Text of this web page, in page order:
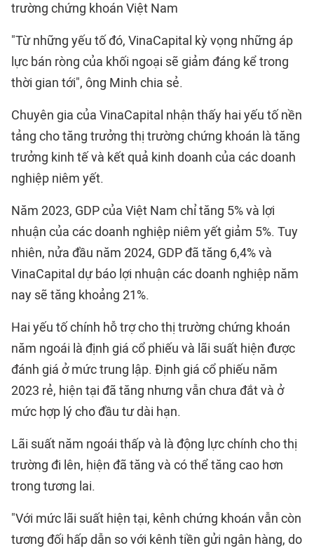
trường chứng khoán Việt Nam
"Từ những yếu tố đó, VinaCapital kỳ vọng những áp
lực bán ròng của khối ngoại sẽ giảm đáng kể trong
thời gian tới", ông Minh chia sẻ.
Chuyên gia của VinaCapital nhận thấy hai yếu tố nền
tảng cho tăng trưởng thị trường chứng khoán là tăng
trưởng kinh tế và kết quả kinh doanh của các doanh
nghiệp niêm yết.
Năm 2023, GDP của Việt Nam chỉ tăng 5% và lợi
nhuận của các doanh nghiệp niêm yết giảm 5%. Tuy
nhiên, nửa đầu năm 2024, GDP đã tăng 6,4% và
VinaCapital dự báo lợi nhuận các doanh nghiệp năm
nay sẽ tăng khoảng 21%.
Hai yếu tố chính hỗ trợ cho thị trường chứng khoán
năm ngoái là định giá cổ phiếu và lãi suất hiện được
đánh giá ở mức trung lập. Định giá cổ phiếu năm
2023 rẻ, hiện tại đã tăng nhưng vẫn chưa đắt và ở
mức hợp lý cho đầu tư dài hạn.
Lãi suất năm ngoái thấp và là động lực chính cho thị
trường đi lên, hiện đã tăng và có thể tăng cao hơn
trong tương lai.
"Với mức lãi suất hiện tại, kênh chứng khoán vẫn còn
tương đối hấp dẫn so với kênh tiền gửi ngân hàng, do